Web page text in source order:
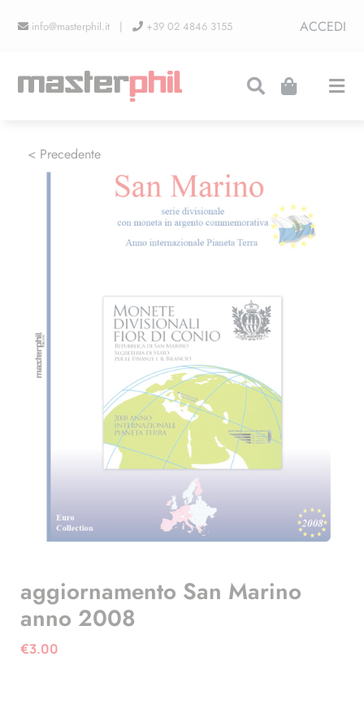
info@masterphil.it | +39 02 4846 3155 ACCEDI
LINEA COLLEZIONISMO
CONTATTI
< Precedente
aggiornamento San Marino
anno 2008
€3.00